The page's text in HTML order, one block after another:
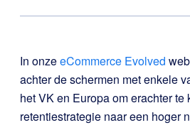
In onzeeCommerce Evolved
achter de schermen met enkele
het VK en Europa om erachter te
retentiestrategie naar een hoger